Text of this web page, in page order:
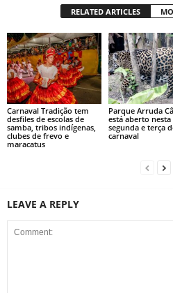
RELATED ARTICLES
Carnaval Tradição tem
desfiles de escolas de
samba, tribos indígenas,
clubes de frevo e
maracatus
Parque Arruda
está aberto nesta
segunda e terça
carnaval
LEAVE A REPLY